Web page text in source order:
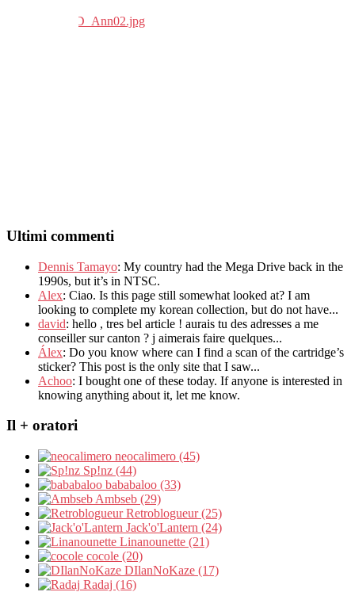
Ultimi commenti
Dennis Tamayo: My country had the Mega Drive back in the
1990s, but it’s in NTSC.
Alex: Ciao. Is this page still somewhat looked at? I am
looking to complete my korean collection, but do not have...
david: hello , tres bel article ! aurais tu des adresses a me
conseiller sur canton ? j aimerais faire quelques...
Álex: Do you know where can I find a scan of the cartridge’s
sticker? This post is the only site that I saw...
Achoo: I bought one of these today. If anyone is interested in
knowing anything about it, let me know.
Il + oratori
neocalimero (45)
Sp!nz (44)
bababaloo (33)
Ambseb (29)
Retroblogueur (25)
Jack'o'Lantern (24)
Linanounette (21)
cocole (20)
DIlanNoKaze (17)
Radaj (16)